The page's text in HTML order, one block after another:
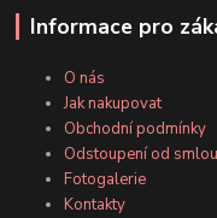
Informace pro
O nás
Jak nakupovat
Obchodní podmínky
Odstoupení od
Fotogalerie
Kontakty